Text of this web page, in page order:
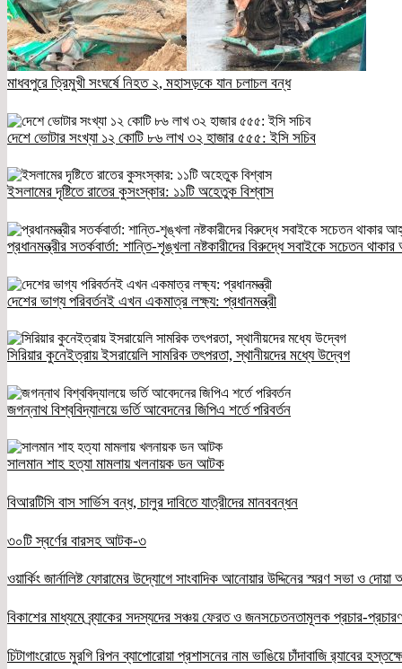
মাধবপুরে ত্রিমুখী সংঘর্ষে নিহত ২, মহাসড়কে যান চলাচল বন্ধ
দেশে ভোটার সংখ্যা ১২ কোটি ৮৬ লাখ ৩২ হাজার ৫৫৫: ইসি সচিব
ইসলামের দৃষ্টিতে রাতের কুসংস্কার: ১১টি অহেতুক বিশ্বাস
প্রধানমন্ত্রীর সতর্কবার্তা: শান্তি-শৃঙ্খলা নষ্টকারীদের বিরুদ্ধে সবাইকে সচেতন
দেশের ভাগ্য পরিবর্তনই এখন একমাত্র লক্ষ্য: প্রধানমন্ত্রী
সিরিয়ার কুনেইত্রায় ইসরায়েলি সামরিক তৎপরতা, স্থানীয়দের মধ্যে উদ্বেগ
জগন্নাথ বিশ্ববিদ্যালয়ে ভর্তি আবেদনের জিপিএ শর্তে পরিবর্তন
সালমান শাহ হত্যা মামলায় খলনায়ক ডন আটক
বিআরটিসি বাস সার্ভিস বন্ধ, চালুর দাবিতে যাত্রীদের মানববন্ধন
৩০টি স্বর্ণের বারসহ আটক-৩
ওয়ার্কিং জার্নালিষ্ট ফোরামের উদ্যোগে সাংবাদিক আনোয়ার উদ্দিনের স্মরণ সভা ও দোয়া
বিকাশের মাধ্যমে ব্র্যাকের সদস্যদের সঞ্চয় ফেরত ও জনসচেতনতামূলক প্রচার-
চিটাগাংরোডে মুরগি রিপন ব্যাপোরোয়া প্রশাসনের নাম ভাঙিয়ে চাঁদাবাজি র‌্যাবের